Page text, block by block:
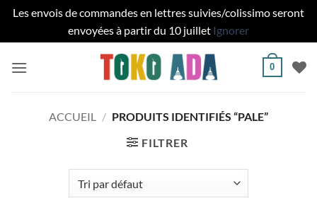
Les envois de commandes en lettres suivies/colissimo seront
envoyées à partir du 10 juillet Ignorer
0
ACCUEIL / PRODUITS IDENTIFIÉS “PALE”
FILTRER